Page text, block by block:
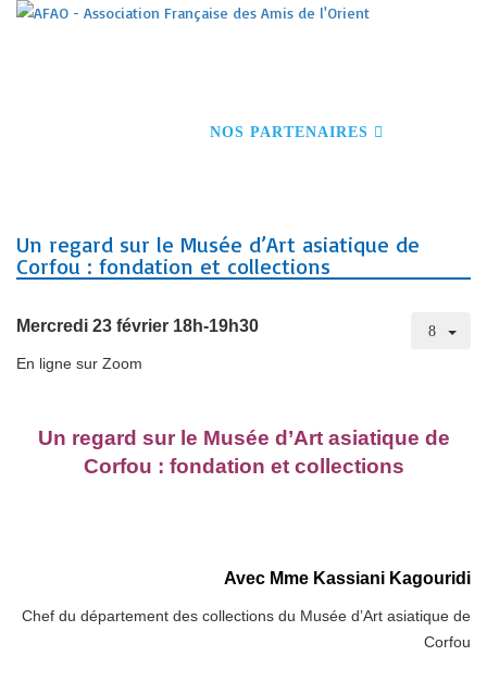
NOS PARTENAIRES
Un regard sur le Musée d’Art asiatique de
Corfou : fondation et collections
Mercredi 23 février 18h-19h30
En ligne sur Zoom
Un regard sur le Musée d’Art asiatique de
Corfou : fondation et collections
Avec Mme Kassiani Kagouridi
Chef du département des collections du Musée d’Art asiatique de
Corfou